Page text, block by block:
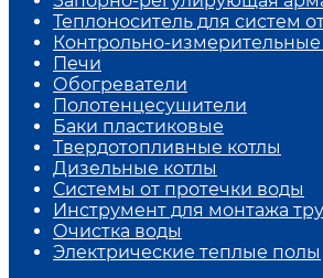
Теплоноситель для систем
Контрольно-
Печи
Обогреватели
Полотенцесушители
Баки пластиковые
Твердотопливные котлы
Дизельные котлы
Системы от протечки воды
Инструмент для монтажа
Очистка воды
Электрические теплые полы